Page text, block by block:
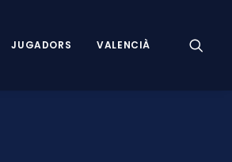
JUGADORS VALENCIÀ